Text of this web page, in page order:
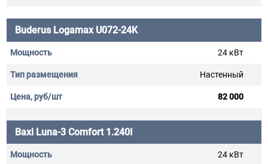
Buderus Logamax U072-24K
24 кВт
Настенный
82 000
Baxi Luna-3 Comfort 1.240I
24 кВт